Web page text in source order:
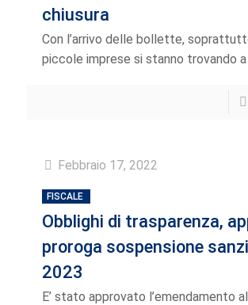
chiusura
Con l’arrivo delle bollette,
piccole imprese si stanno trovando
Febbraio 17, 2022
FISCALE
Obblighi di trasparenza,
proroga sospensione
2023
E’ stato approvato l’emendamento